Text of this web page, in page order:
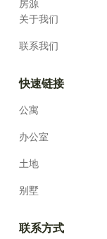
关于我们
联系我们
快速链接
公寓
办公室
土地
别墅
联系方式